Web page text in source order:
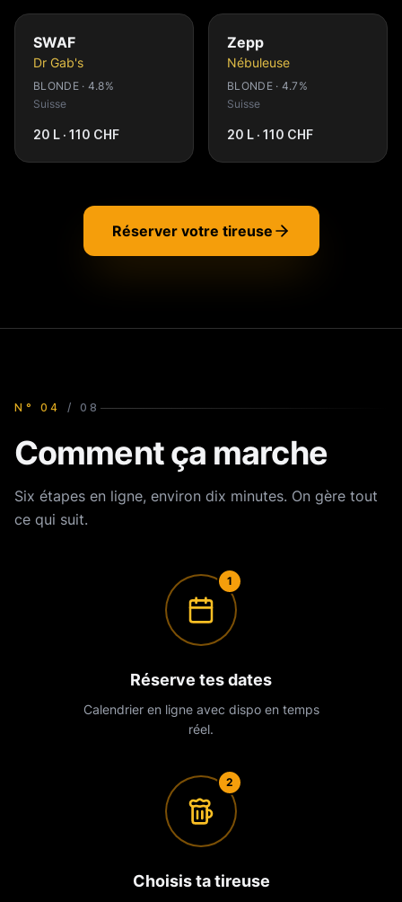
SWAF
Dr Gab's
BLONDE · 4.8%
Suisse
20 L · 110 CHF
Zepp
Nébuleuse
BLONDE · 4.7%
Suisse
20 L · 110 CHF
Réserver votre tireuse
N° 04 / 08
Comment ça marche
Six étapes en ligne, environ dix minutes. On gère tout
ce qui suit.
1
Réserve tes dates
Calendrier en ligne avec dispo en temps
réel.
2
Choisis ta tireuse